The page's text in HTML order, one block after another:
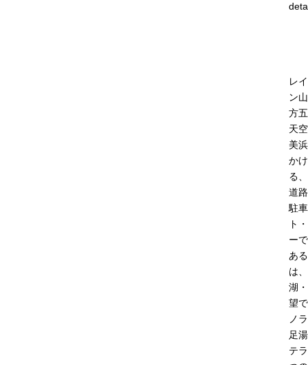
レ
ン
方
天
美
か
る
道
駐
ト
ー
あ
は
湖
望
ノ
足
テ